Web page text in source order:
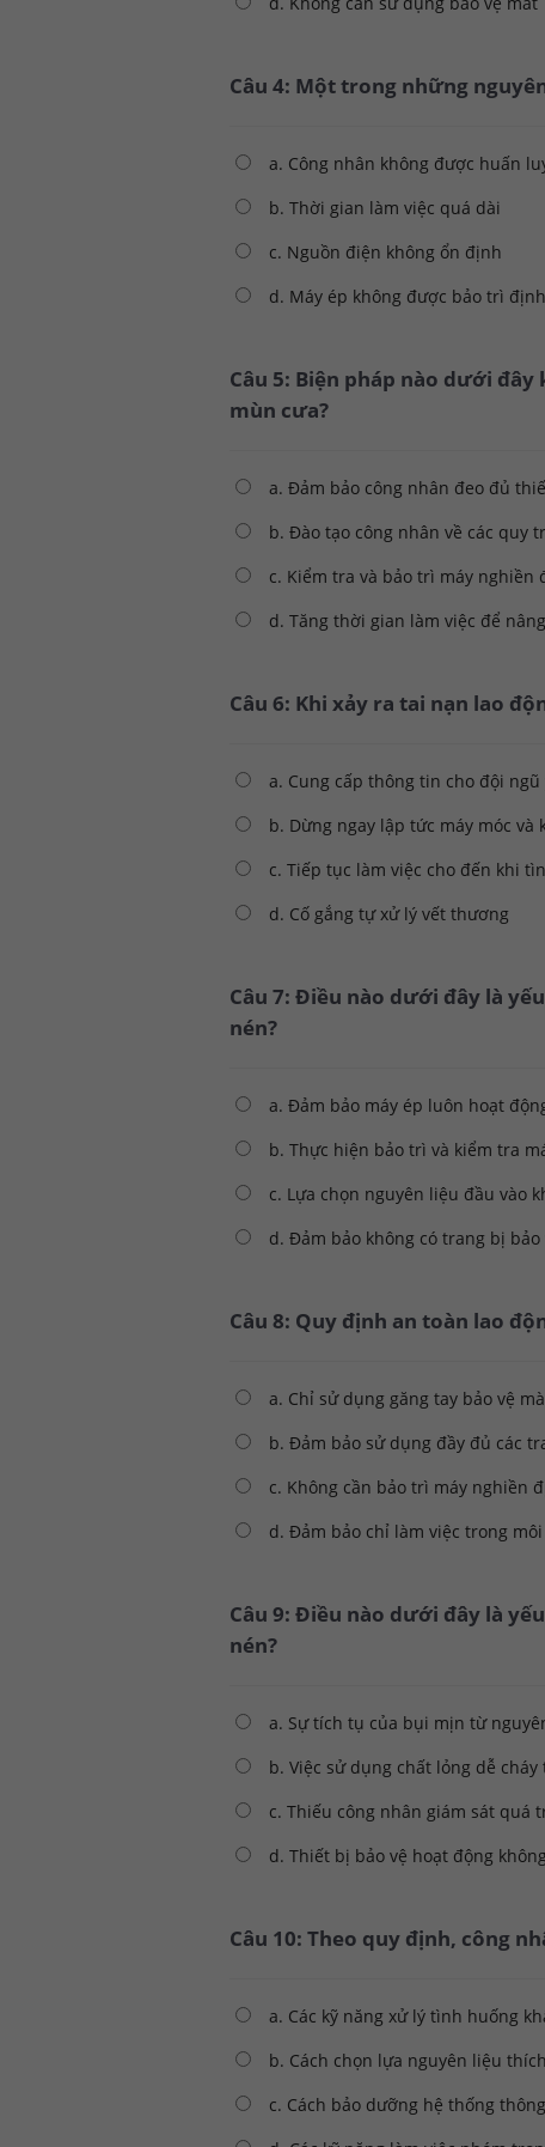
Câu 4: Một trong những
a. Công nhân không được huấn
b. Thời gian làm việc quá dài
c. Nguồn điện không ổn định
d. Máy ép không được bảo trì
Câu 5: Biện pháp nào dưới
mùn cưa?
a. Đảm bảo công nhân đeo đủ
b. Đào tạo công nhân về các quy
c. Kiểm tra và bảo trì máy nghiền
d. Tăng thời gian làm việc để
Câu 6: Khi xảy ra tai nạn lao
a. Cung cấp thông tin cho đội ngũ
b. Dừng ngay lập tức máy móc
c. Tiếp tục làm việc cho đến khi
d. Cố gắng tự xử lý vết thương
Câu 7: Điều nào dưới đây là
nén?
a. Đảm bảo máy ép luôn hoạt
b. Thực hiện bảo trì và kiểm tra
c. Lựa chọn nguyên liệu đầu vào
d. Đảm bảo không có trang bị
Câu 8: Quy định an toàn lao
a. Chỉ sử dụng găng tay bảo vệ
b. Đảm bảo sử dụng đầy đủ các
c. Không cần bảo trì máy nghiền
d. Đảm bảo chỉ làm việc trong
Câu 9: Điều nào dưới đây là
nén?
a. Sự tích tụ của bụi mịn từ
b. Việc sử dụng chất lỏng dễ
c. Thiếu công nhân giám sát quá
d. Thiết bị bảo vệ hoạt động
Câu 10: Theo quy định, công
a. Các kỹ năng xử lý tình huống
b. Cách chọn lựa nguyên liệu
c. Cách bảo dưỡng hệ thống